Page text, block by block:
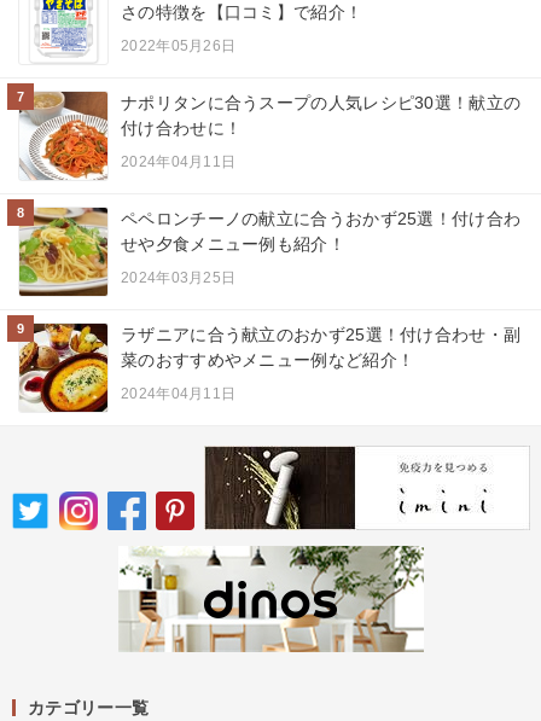
さの特徴を【口コミ】で紹介！
2022年05月26日
7
ナポリタンに合うスープの人気レシピ30選！献立の
付け合わせに！
2024年04月11日
8
ペペロンチーノの献立に合うおかず25選！付け合わ
せや夕食メニュー例も紹介！
2024年03月25日
9
ラザニアに合う献立のおかず25選！付け合わせ・副
菜のおすすめやメニュー例など紹介！
2024年04月11日
カテゴリー一覧